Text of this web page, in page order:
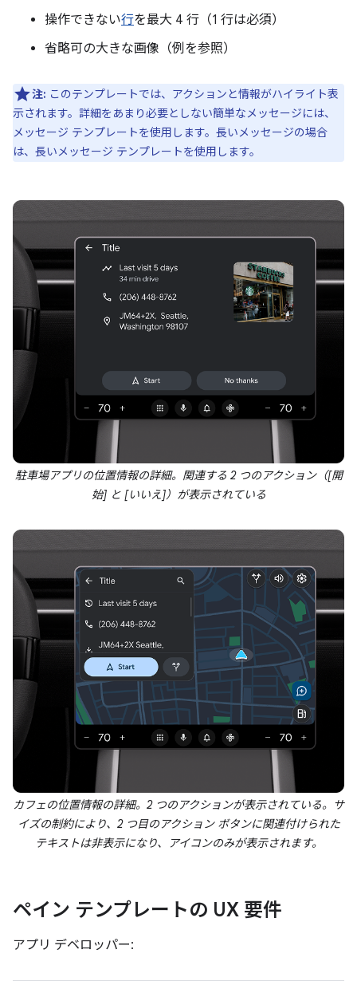
操作できない行を最大 4 行（1 行は必須）
省略可の大きな画像（例を参照）
注: このテンプレートでは、アクションと情報がハイライト表
示されます。詳細をあまり必要としない簡単なメッセージには、
メッセージ テンプレートを使用します。長いメッセージの場合
は、長いメッセージ テンプレートを使用します。
駐車場アプリの位置情報の詳細。関連する 2 つのアクション（[開
始] と [いいえ]）が表示されている
カフェの位置情報の詳細。2 つのアクションが表示されている。サ
イズの制約により、2 つ目のアクション ボタンに関連付けられた
テキストは非表示になり、アイコンのみが表示されます。
ペイン テンプレートの UX 要件
アプリ デベロッパー: